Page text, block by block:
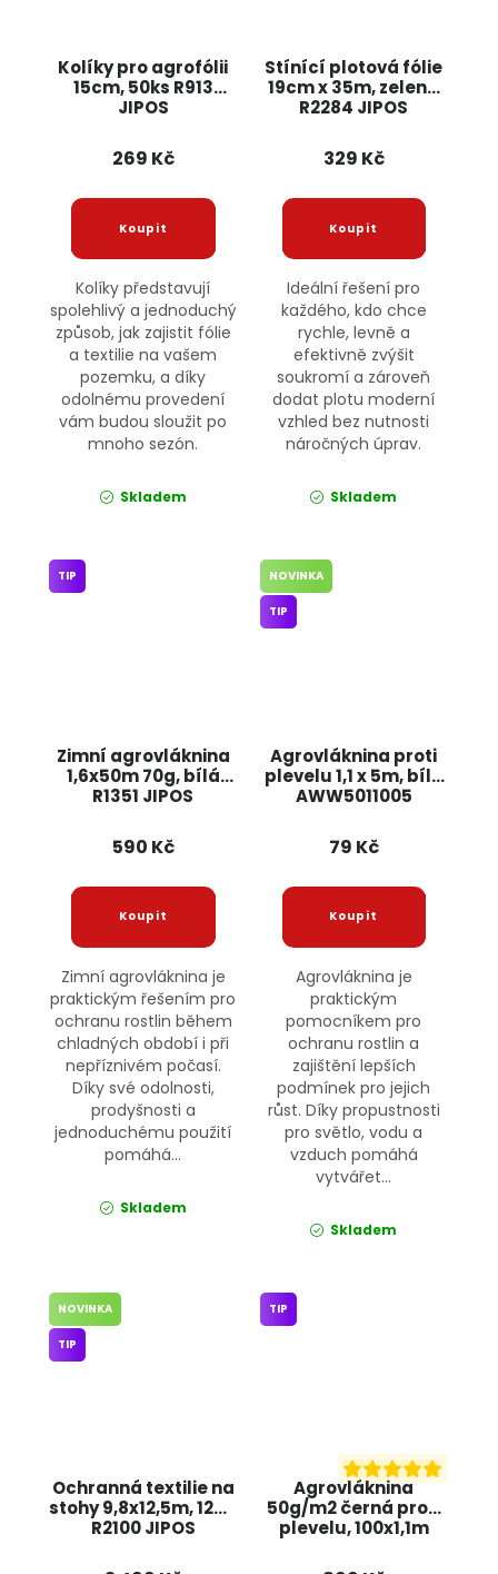
Kolíky pro agrofólii
15cm, 50ks R913
JIPOS
269 Kč
Kolíky představují
spolehlivý a jednoduchý
způsob, jak zajistit fólie
a textilie na vašem
pozemku, a díky
odolnému provedení
vám budou sloužit po
mnoho sezón.
Skladem
Stínící plotová fólie
19cm x 35m, zelená
R2284 JIPOS
329 Kč
Ideální řešení pro
každého, kdo chce
rychle, levně a
efektivně zvýšit
soukromí a zároveň
dodat plotu moderní
vzhled bez nutnosti
náročných úprav.
Skladem
Zimní agrovláknina
1,6x50m 70g, bílá
R1351 JIPOS
TIP
590 Kč
Zimní agrovláknina je
praktickým řešením pro
ochranu rostlin během
chladných období i při
nepříznivém počasí.
Díky své odolnosti,
prodyšnosti a
jednoduchému použití
pomáhá...
Skladem
Agrovláknina proti
plevelu 1,1 x 5m, bílá
AWW5011005
NOVINKA
TIP
79 Kč
Agrovláknina je
praktickým
pomocníkem pro
ochranu rostlin a
zajištění lepších
podmínek pro jejich
růst. Díky propustnosti
pro světlo, vodu a
vzduch pomáhá
vytvářet...
Skladem
Ochranná textilie na
stohy 9,8x12,5m, 120g
R2100 JIPOS
NOVINKA
TIP
Agrovláknina
50g/m2 černá proti
plevelu, 100x1,1m
TIP